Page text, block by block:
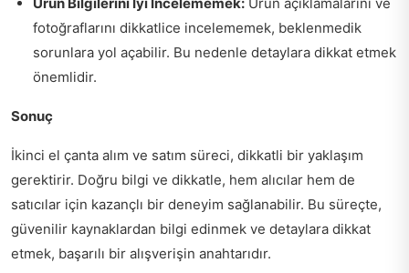
fotoğraflarını dikkatlice incelememek, beklenmedik
sorunlara yol açabilir. Bu nedenle detaylara dikkat etmek
önemlidir.
Sonuç
İkinci el çanta alım ve satım süreci, dikkatli bir yaklaşım
gerektirir. Doğru bilgi ve dikkatle, hem alıcılar hem de
satıcılar için kazançlı bir deneyim sağlanabilir. Bu süreçte,
güvenilir kaynaklardan bilgi edinmek ve detaylara dikkat
etmek, başarılı bir alışverişin anahtarıdır.